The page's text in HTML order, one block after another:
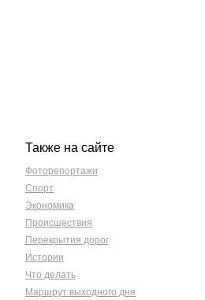
Также на сайте
Фоторепортажи
Спорт
Экономика
Происшествия
Перекрытия дорог
Истории
Что делать
Маршрут выходного дня